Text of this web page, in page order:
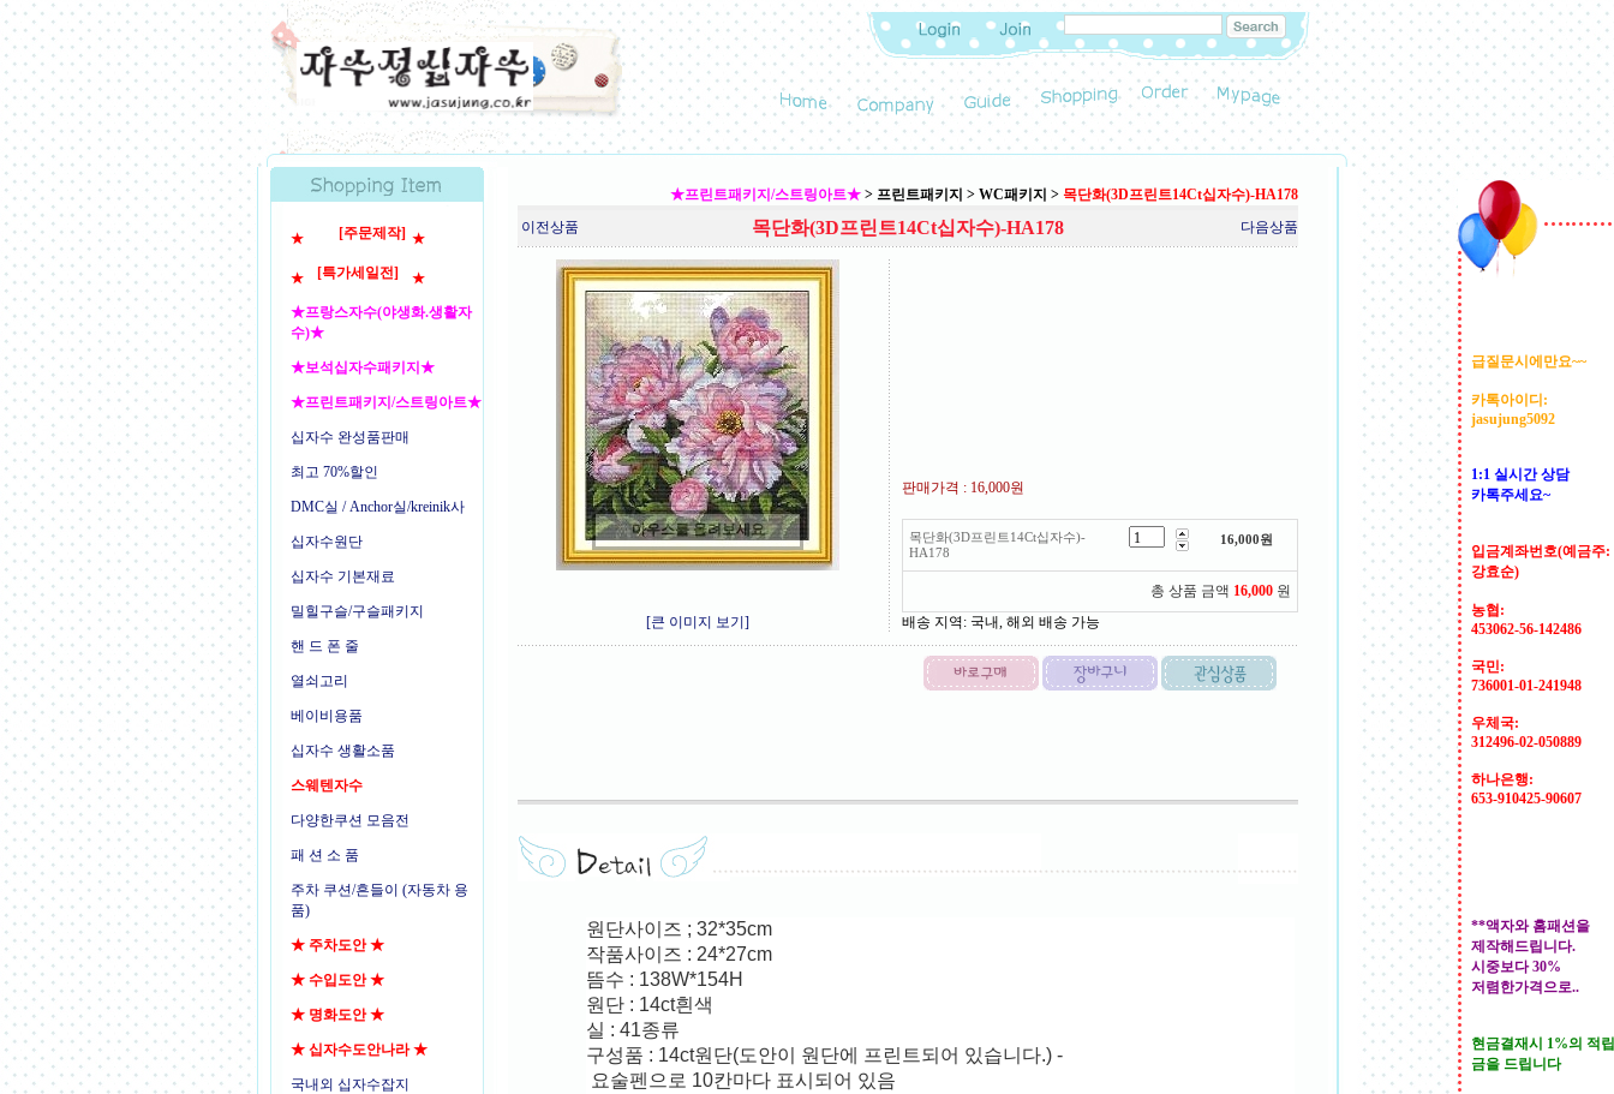
★ [주문제작] ★
★ [특가세일전]
★
★프랑스자수(야생화.생활자
수)★
★보석십자수패키지★
★프린트패키지/스트링아트★
십자수 완성품판매
최고 70%할인
DMC실 / Anchor실/kreinik사
십자수원단
십자수 기본재료
밀힐구슬/구슬패키지
핸 드 폰 줄
열쇠고리
베이비용품
십자수 생활소품
스웨텐자수
다양한쿠션 모음전
패 션 소 품
주차 쿠션/흔들이 (자동차 용
품)
★ 주차도안 ★
★ 수입도안 ★
★ 명화도안 ★
★ 십자수도안나라 ★
국내외 십자수잡지
★프린트패키지/스트링아트★ > 프린트패키지 > WC패키지 > 목단화(3D프린트14Ct십자수)-HA178
이전상품
목단화(3D프린트14Ct십자수)-HA178 다음상품
마우스를 올려보세요
[큰 이미지 보기]
판매가격 : 16,000원
목단화(3D프린트14Ct십자수)-
HA178
16,000원
총 상품 금액 16,000 원
배송 지역 : 국내, 해외 배송 가능
원단사이즈 ; 32*35cm
작품사이즈 : 24*27cm
뜸수 : 138W*154H
원단 : 14ct흰색
실 : 41종류
구성품 : 14ct원단(도안이 원단에 프린트되어 있습니다.) -
요술펜으로 10칸마다 표시되어 있음
급질문시에만요~~
카톡아이디:
jasujung5092
1:1 실시간 상담
카톡주세요~
입금계좌번호(예금주:
강효순)
농협:
453062-56-142486
국민:
736001-01-241948
우체국:
312496-02-050889
하나은행:
653-910425-90607
**액자와 홈패션을
제작해드립니다.
시중보다 30%
저렴한가격으로..
현금결재시 1%의 적립
금을 드립니다